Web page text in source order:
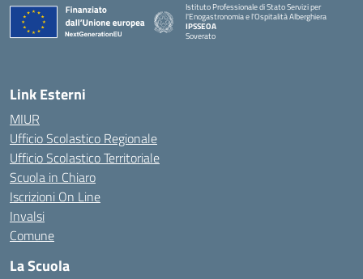
Istituto Professionale di Stato Servizi per
l'Enogastronomia e l'Ospitalità Alberghiera
IPSSEOA
Soverato
Link Esterni
MIUR
Ufficio Scolastico Regionale
Ufficio Scolastico Territoriale
Scuola in Chiaro
Iscrizioni On Line
Invalsi
Comune
La Scuola